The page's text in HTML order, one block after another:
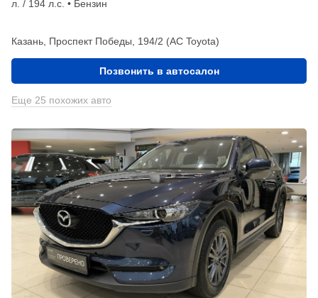
л. / 194 л.с. • Бензин
Казань, Проспект Победы, 194/2 (АС Toyota)
Позвонить в автосалон
Еще 25 похожих авто